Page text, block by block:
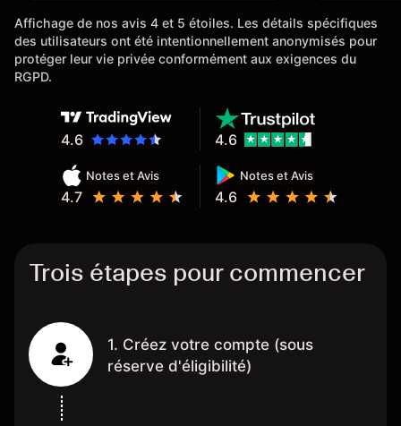
Affichage de nos avis 4 et 5 étoiles. Les détails spécifiques
des utilisateurs ont été intentionnellement anonymisés pour
protéger leur vie privée conformément aux exigences du
RGPD.
4.6
Notes et Avis
4.7
Notes et Avis
4.6
4.6
Trois étapes pour commencer
1. Créez votre compte (sous
réserve d'éligibilité)